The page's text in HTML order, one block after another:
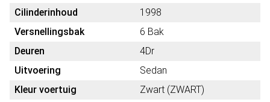
Cilinderinhoud
1998
Versnellingsbak
6 Bak
Deuren
4Dr
Uitvoering
Sedan
Kleur voertuig
Zwart (ZWART)